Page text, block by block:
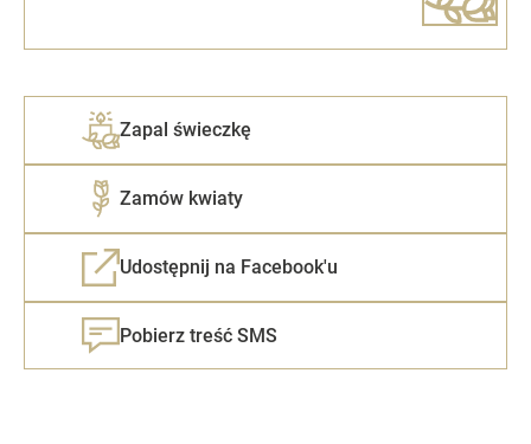
Zapal świeczkę
Zamów kwiaty
Udostępnij na Facebook'u
Pobierz treść SMS